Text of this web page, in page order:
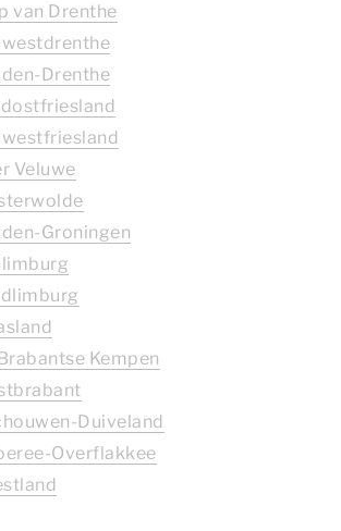
van Drenthe
Drenthe
Veluwe
Groningen
Kempen
Duiveland
Overflakkee